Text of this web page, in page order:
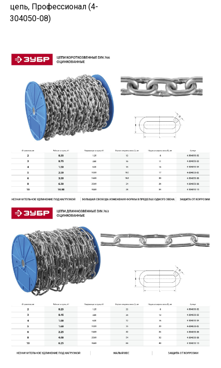
цепь, Профессионал (4-
304050-08)